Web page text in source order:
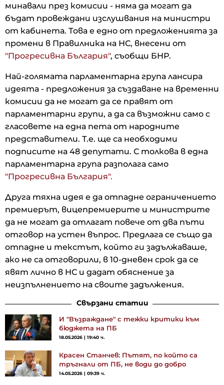
минавали през комисии - няма да могат да
бъдат провеждани изслушвания на министри
от кабинета. Това е едно от предложенията за
промени в Правилника на НС, внесени от
"Прогресивна България", съобщи БНР.
Най-голямата парламентарна група лансира
идеята - предложения за създаване на временни
комисии да не могат да се правят от
парламентарни групи, а да са възможни само с
гласовете на една пета от народните
представители. Т.е. ще са необходими
подписите на 48 депутати. С толкова в една
парламентарна група разполага само
"Прогресивна България".
Друга тяхна идея е да отпадне ограничението
премиерът, вицепремиерите и министрите
да не могат да отлагат повече от два пъти
отговор на устен въпрос. Предлага се също да
отпадне и текстът, който ги задължаваше,
ако не са отговорили, в 10-дневен срок да се
явят лично в НС и дадат обяснение за
неизпълнението на своите задължения.
Свързани статии
И "Възраждане" с тежки критики към
бюджета на ПБ
18.05.2026 | 19:40 ч.
Красен Станчев: Пътят, по който са
тръгнали от ПБ, не води до добро
14.05.2026 | 09:39 ч.